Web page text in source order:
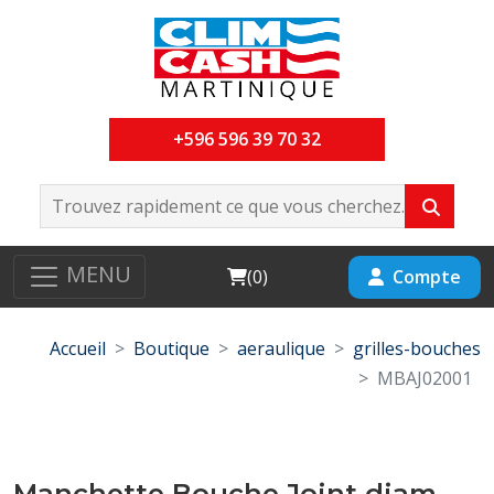
+596 596 39 70 32
MENU Cart
(0) Compte
Accueil Boutique aeraulique
grilles-bouches
MBAJ02001